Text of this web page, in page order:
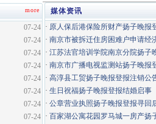
媒体资讯
· 原人保后港保险所财产扬子晚报
· 南京市被拆迁住房困难户申请经
· 江苏法官培训学院南京分院扬子
· 南京市广播电视监测站扬子晚报
· 高淳县工贸扬子晚报登报注销公
· 生日祝福扬子晚报登报结婚启事
· 公章营业执照扬子晚报登报寻回
· 百家湖公寓花园罗马城一房产扬
more
07-24
07-24
07-24
07-24
07-24
07-24
07-24
07-24